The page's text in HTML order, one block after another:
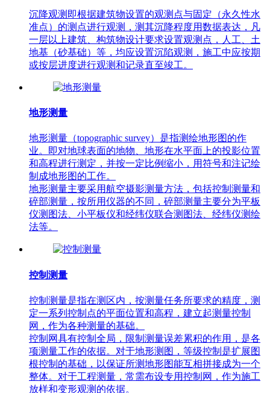
沉降观测即根据建筑物设置的观测点与固定（永久性水
准点）的测点进行观测，测其沉降程度用数据表达，凡
一层以上建筑、构筑物设计要求设置观测点，人工、土
地基（砂基础）等，均应设置沉陷观测，施工中应按期
或按层进度进行观测和记录直至竣工。
地形测量
地形测量（topographic survey）是指测绘地形图的作
业。即对地球表面的地物、地形在水平面上的投影位置
和高程进行测定，并按一定比例缩小，用符号和注记绘
制成地形图的工作。
地形测量主要采用航空摄影测量方法，包括控制测量和
碎部测量，按所用仪器的不同，碎部测量主要分为平板
仪测图法、小平板仪和经纬仪联合测图法、经纬仪测绘
法等。
控制测量
控制测量是指在测区内，按测量任务所要求的精度，测
定一系列控制点的平面位置和高程，建立起测量控制
网，作为各种测量的基础。
控制网具有控制全局，限制测量误差累积的作用，是各
项测量工作的依据。对于地形测图，等级控制是扩展图
根控制的基础，以保证所测地形图能互相拼接成为一个
整体。对于工程测量，常需布设专用控制网，作为施工
放样和变形观测的依据。